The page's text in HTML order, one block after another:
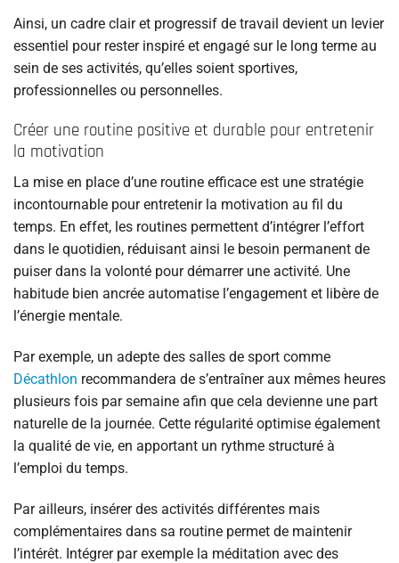
Ainsi, un cadre clair et progressif de travail devient un levier
essentiel pour rester inspiré et engagé sur le long terme au
sein de ses activités, qu’elles soient sportives,
professionnelles ou personnelles.
Créer une routine positive et durable pour entretenir
la motivation
La mise en place d’une routine efficace est une stratégie
incontournable pour entretenir la motivation au fil du
temps. En effet, les routines permettent d’intégrer l’effort
dans le quotidien, réduisant ainsi le besoin permanent de
puiser dans la volonté pour démarrer une activité. Une
habitude bien ancrée automatise l’engagement et libère de
l’énergie mentale.
Par exemple, un adepte des salles de sport comme
Décathlon recommandera de s’entraîner aux mêmes heures
plusieurs fois par semaine afin que cela devienne une part
naturelle de la journée. Cette régularité optimise également
la qualité de vie, en apportant un rythme structuré à
l’emploi du temps.
Par ailleurs, insérer des activités différentes mais
complémentaires dans sa routine permet de maintenir
l’intérêt. Intégrer par exemple la méditation avec des